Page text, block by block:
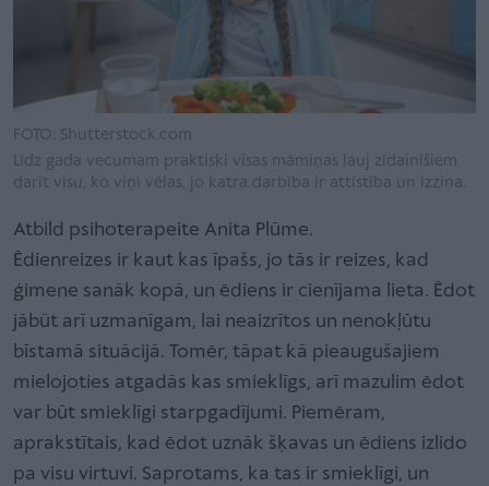
FOTO: Shutterstock.com
Līdz gada vecumam praktiski visas māmiņas ļauj zīdainīšiem
darīt visu, ko viņi vēlas, jo katra darbība ir attīstība un izziņa.
Atbild psihoterapeite Anita Plūme.
Ēdienreizes ir kaut kas īpašs, jo tās ir reizes, kad
ģimene sanāk kopā, un ēdiens ir cienījama lieta. Ēdot
jābūt arī uzmanīgam, lai neaizrītos un nenokļūtu
bīstamā situācijā. Tomēr, tāpat kā pieaugušajiem
mielojoties atgadās kas smieklīgs, arī mazulim ēdot
var būt smieklīgi starpgadījumi. Piemēram,
aprakstītais, kad ēdot uznāk šķavas un ēdiens izlido
pa visu virtuvi. Saprotams, ka tas ir smieklīgi, un